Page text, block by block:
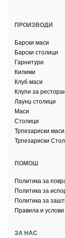
ПРОИЗВОДИ
Барски маси
Барски столици
Гарнитури
Килими
Клуб маси
Клупи за
Лаунџ столици
Маси
Столици
Трпезариски маси
Трпезариски
ПОМОШ
Политика за
Политика за
Политика за
Правила и
ЗА НАС